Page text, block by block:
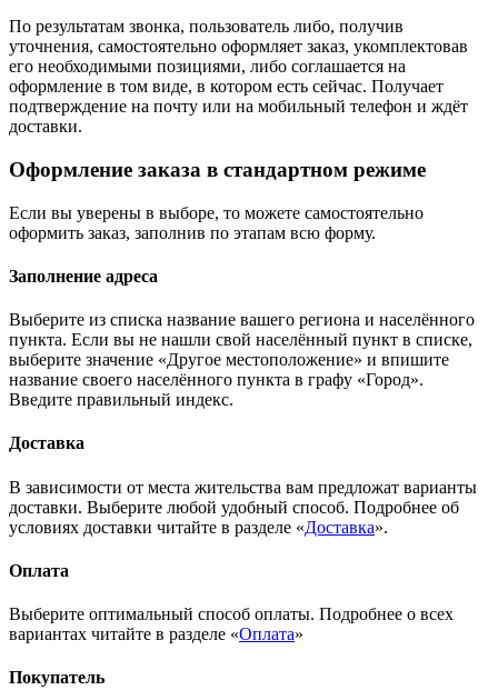
По результатам звонка, пользователь либо, получив
уточнения, самостоятельно оформляет заказ, укомплектовав
его необходимыми позициями, либо соглашается на
оформление в том виде, в котором есть сейчас. Получает
подтверждение на почту или на мобильный телефон и ждёт
доставки.
Оформление заказа в стандартном режиме
Если вы уверены в выборе, то можете самостоятельно
оформить заказ, заполнив по этапам всю форму.
Заполнение адреса
Выберите из списка название вашего региона и населённого
пункта. Если вы не нашли свой населённый пункт в списке,
выберите значение «Другое местоположение» и впишите
название своего населённого пункта в графу «Город».
Введите правильный индекс.
Доставка
В зависимости от места жительства вам предложат варианты
доставки. Выберите любой удобный способ. Подробнее об
условиях доставки читайте в разделе «Доставка».
Оплата
Выберите оптимальный способ оплаты. Подробнее о всех
вариантах читайте в разделе «Оплата»
Покупатель